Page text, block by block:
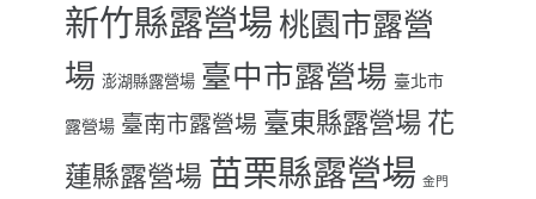
新竹縣露營場 桃園市露營
場 澎湖縣露營場 臺中市露營場 臺北市
露營場 臺南市露營場 臺東縣露營場 花
蓮縣露營場 苗栗縣露營場 金門